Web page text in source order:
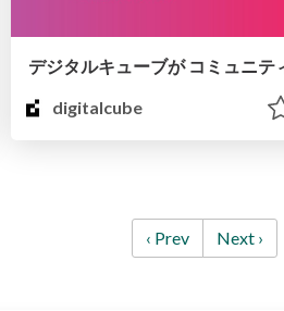
digitalcube
‹ Prev Next ›